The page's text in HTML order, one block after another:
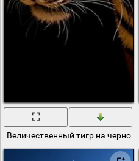
Величественный тигр на